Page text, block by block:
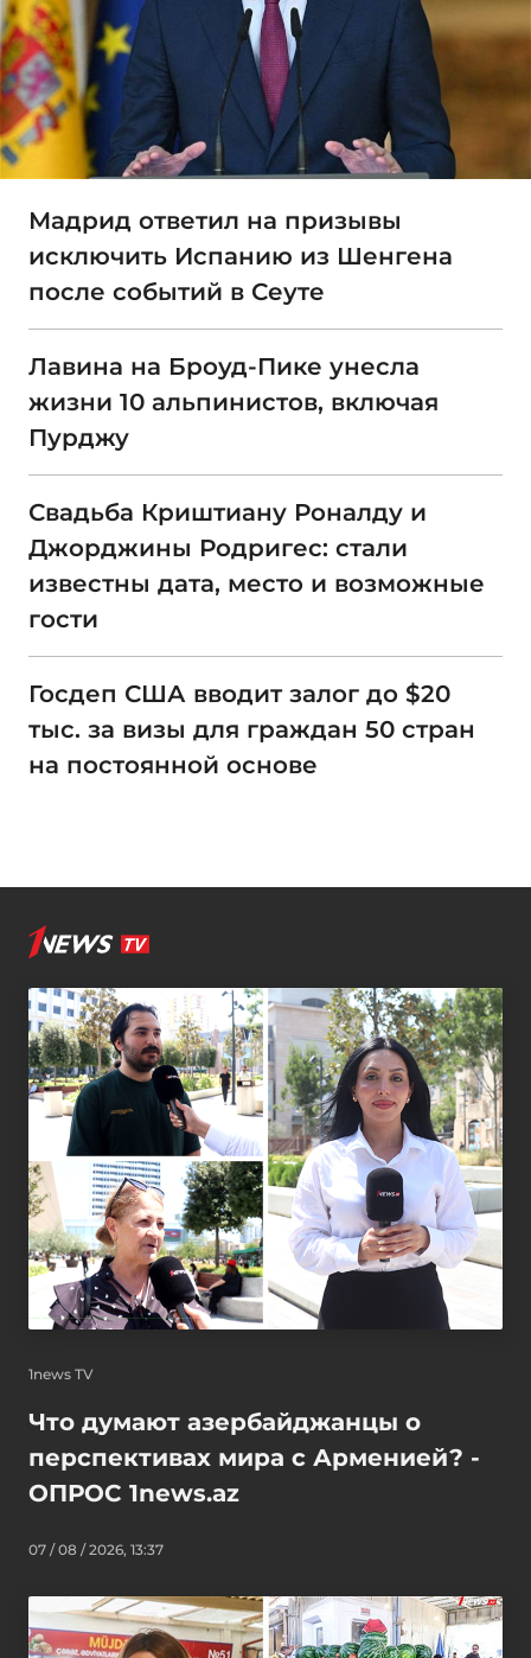
Мадрид ответил на призывы
исключить Испанию из Шенгена
после событий в Сеуте
Лавина на Броуд-Пике унесла
жизни 10 альпинистов, включая
Пурджу
Свадьба Криштиану Роналду и
Джорджины Родригес: стали
известны дата, место и возможные
гости
Госдеп США вводит залог до $20
тыс. за визы для граждан 50 стран
на постоянной основе
1news TV
Что думают азербайджанцы о
перспективах мира с Арменией? -
ОПРОС 1news.az
07 / 08 / 2026, 13:37